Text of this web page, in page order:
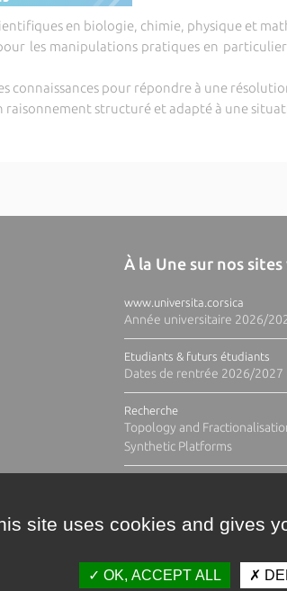
en biologie, chimie, physique et
les manipulations pratiques en
connaissances pour répondre à une
raisonnement structuré et adapté à une
À la Une sur nos sites
www.universita.corsica
Année universitaire 2026/
Etudiants & futurs étudiants
Dates de rentrée 2026/2027
Recherche
Topology and
Synthetic Platforms
site uses cookies and gives
OK, ACCEPT ALL